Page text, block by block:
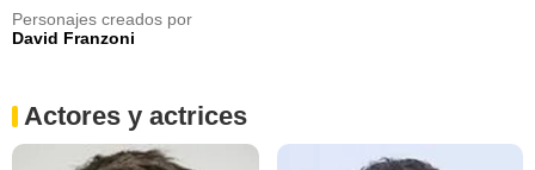
Personajes creados por
David Franzoni
Actores y actrices